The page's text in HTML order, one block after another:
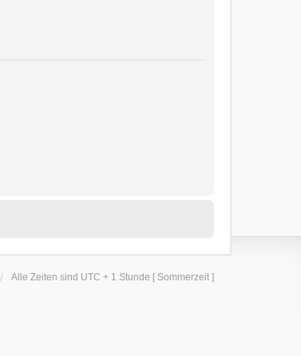
Alle Zeiten sind UTC + 1 Stunde [ Sommerzeit ]